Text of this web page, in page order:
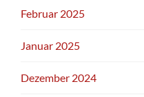
Februar 2025
Januar 2025
Dezember 2024